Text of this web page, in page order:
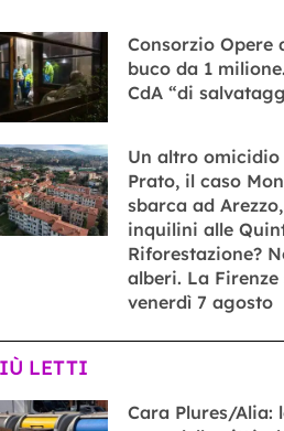
Consorzio Opere
buco da 1
CdA “di
Un altro
Prato, il caso
sbarca ad
inquilini alle
Riforestazione?
alberi. La
venerdì 7 agosto
LETTI
Cara Plures/Alia: